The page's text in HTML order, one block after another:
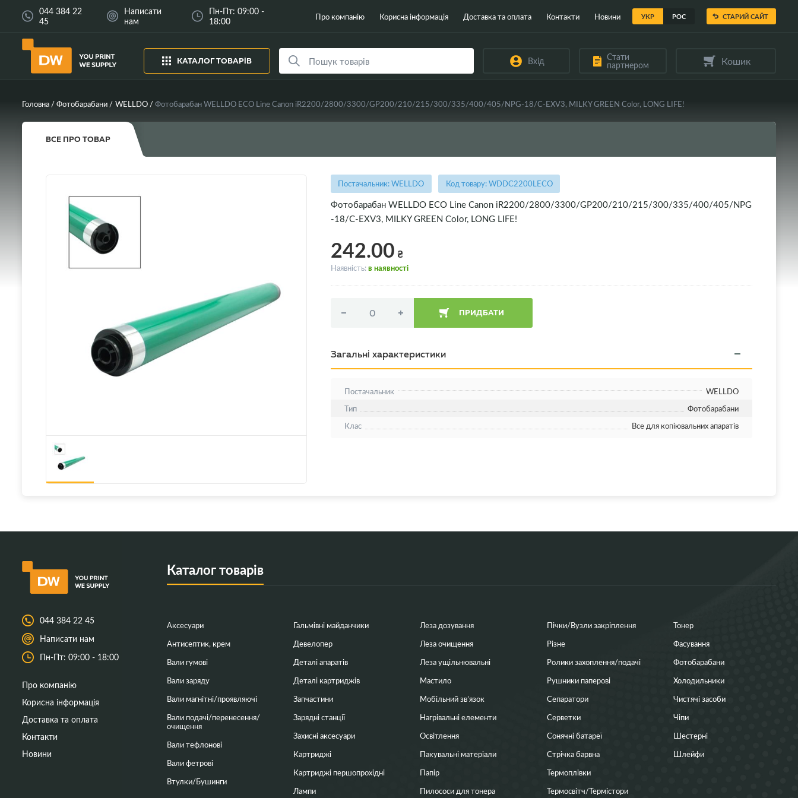
УКР РОС
044 384 22
45
Написати
нам
Пн-Пт: 09:00 -
18:00
Про компанію Корисна інформація Доставка та оплата Контакти Новини СТАРИЙ САЙТ
КАТАЛОГ ТОВАРІВ Вхід Стати
партнером Кошик
Головна Фотобарабани WELLDO Фотобарабан WELLDO ECO Line Canon iR2200/2800/3300/GP200/210/215/300/335/400/405/NPG-18/C-EXV3, MILKY GREEN Color, LONG LIFE!
ВСЕ ПРО ТОВАР
Постачальник: WELLDO Код товару: WDDC2200LECO
Фотобарабан WELLDO ECO Line Canon iR2200/2800/3300/GP200/210/215/300/335/400/405/NPG
-18/C-EXV3, MILKY GREEN Color, LONG LIFE!
242.00 ₴
Наявність:в наявності
ПРИДБАТИ
Загальні характеристики
Постачальник
WELLDO
Тип
Фотобарабани
Клас
Все для копіювальних апаратів
044 384 22 45
Написати нам
Пн-Пт: 09:00 - 18:00
Про компанію
Корисна інформація
Доставка та оплата
Контакти
Новини
Каталог товарів
Аксесуари
Антисептик, крем
Вали гумові
Вали заряду
Вали магнітні/проявляючі
Вали подачі/перенесення/
очищення
Вали тефлонові
Вали фетрові
Втулки/Бушинги
Гальмівні майданчики
Девелопер
Деталі апаратів
Деталі картриджів
Запчастини
Зарядні станції
Захисні аксесуари
Картриджі
Картриджі першопрохідні
Лампи
Леза дозування
Леза очищення
Леза ущільнювальні
Мастило
Мобільний зв’язок
Нагрівальні елементи
Освітлення
Пакувальні матеріали
Папір
Пилососи для тонера
Пічки/Вузли закріплення
Різне
Ролики захоплення/подачі
Рушники паперові
Сепаратори
Серветки
Сонячні батареї
Стрічка барвна
Термоплівки
Термосвітч/Термістори
Тонер
Фасування
Фотобарабани
Холодильники
Чистячі засоби
Чіпи
Шестерні
Шлейфи